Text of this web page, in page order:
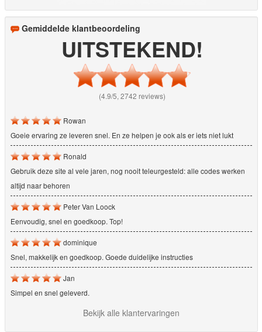
Gemiddelde klantbeoordeling
UITSTEKEND!
(4.9/5, 2742 reviews)
Rowan
Goeie ervaring ze leveren snel. En ze helpen je ook als er iets niet lukt
Ronald
Gebruik deze site al vele jaren, nog nooit teleurgesteld: alle codes werken
altijd naar behoren
Peter Van Loock
Eenvoudig, snel en goedkoop. Top!
dominique
Snel, makkelijk en goedkoop. Goede duidelijke instructies
Jan
Simpel en snel geleverd.
Bekijk alle klantervaringen